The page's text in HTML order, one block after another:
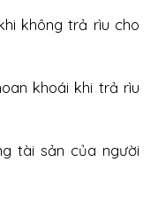
không trả rìu cho
khoái khi trả rìu
tài sản của người